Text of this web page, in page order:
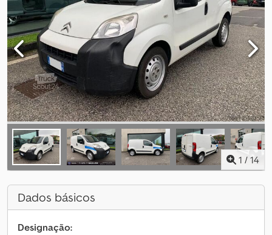
1 / 14
Dados básicos
Designação: